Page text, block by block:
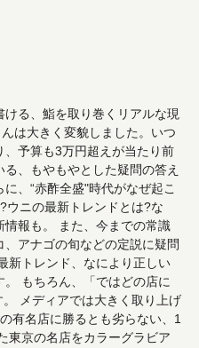
る、鮨を取り巻くリアルな現
は大きく変貌しました。いつ
、予算も3万円超えが当たり前
、もやもやとした疑問の答え
、“赤酢全盛"時代がなぜ起こ
ウニの最新トレンドとは?な
情報も。 また、今までの常識
アナゴの旬などの定説に疑問
新トレンド、なにより正しい
もちろん、「ではどの店に
メディアでは大きく取り上げ
有名店に勝るとも劣らない、1
東京の名店をカラーグラビア